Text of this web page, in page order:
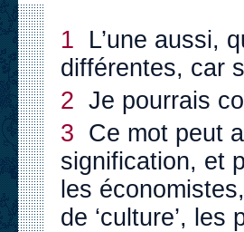
1 L’une aussi,
différentes, car
2 Je pourrais
3 Ce mot peut
signification, et
les
de ‘culture’,